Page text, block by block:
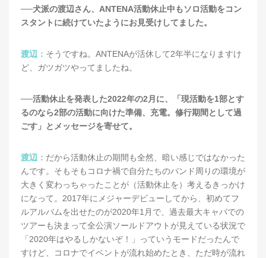
──犬派の渡辺さん、ANTENA活動休止中もソロ活動をコン
スタントに続けていたようにお見受けしてました。
渡辺： そうですね。ANTENAが活休して2年半になりますけ
ど、ガツガツやってましたね。
──活動休止を発表した2022年の2月に、「現活動を1部とす
るのなら2部の活動に向けた準備、充電。修行期間として過
ごす」とメッセージを寄せて。
渡辺： だから活動休止の期間も全然、暗い感じではなかった
んです。そもそもコロナ禍で自分たちのバンド周りの環境が
大きく変わっちゃったことが（活動休止を）考えるきっかけ
になって。2017年にメジャーデビューしてから、初めてフ
ルアルバムを出せたのが2020年1月で、過去最大キャパでの
ツアーも決まって全公演ソールドアウトが見えている状況で
「2020年はやるしかないぞ！」っていうモードだったんで
すけど、コロナでイベントが流れ始めたとき、ただ時が流れ